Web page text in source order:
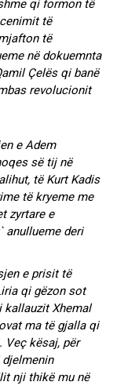
qi formon të
të
të
në dokuemnta
Çelës qi banë
revolucionit
e Adem
së tij në
të Kurt Kadis
të kryeme me
zyrtare e
anullueme deri
e prisit të
qi gëzon sot
kallauzit Xhemal
ma të gjalla qi
Veç kësaj, për
nji thikë mu në